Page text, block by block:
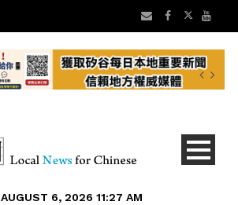
AUGUST 6, 2026 11:27 AM